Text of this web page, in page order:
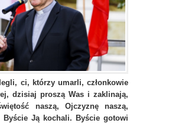
ci, którzy umarli, członkowie
dzisiaj proszą Was i zaklinają,
naszą, Ojczyznę naszą,
Byście Ją kochali. Byście gotowi